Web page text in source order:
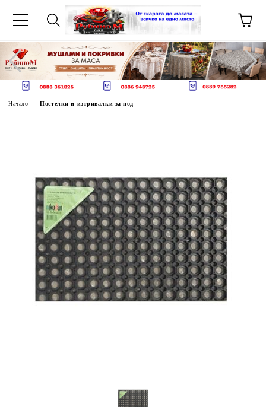
Начало Постелки и изтривалки за под